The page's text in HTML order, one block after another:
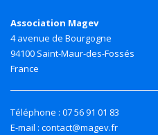
Association Magev
4 avenue de Bourgogne
94100 Saint-Maur-des-Fossés
France
Téléphone : 07 56 91 01 83
E-mail : contact@magev.fr